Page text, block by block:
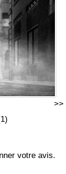
>>
1)
votre avis.